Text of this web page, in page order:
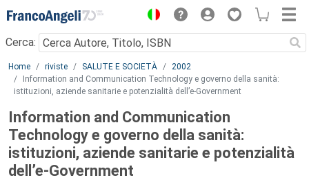
Menu
Cerca:
Main content
Home riviste SALUTE E SOCIETÀ
2002
Information and Communication Technology e governo della sanità:
istituzioni, aziende sanitarie e potenzialità dell’e-Government
Information and Communication
Technology e governo della sanità:
istituzioni, aziende sanitarie e potenzialità
dell’e-Government